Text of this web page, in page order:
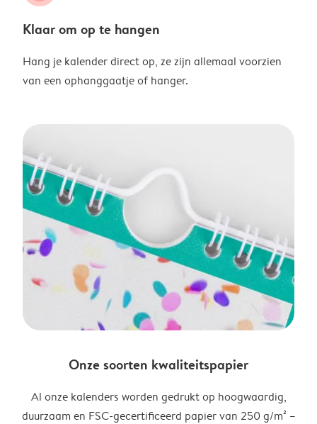
Klaar om op te hangen
Hang je kalender direct op, ze zijn allemaal voorzien
van een ophanggaatje of hanger.
Onze soorten kwaliteitspapier
Al onze kalenders worden gedrukt op hoogwaardig,
duurzaam en FSC-gecertificeerd papier van 250 g/m² –